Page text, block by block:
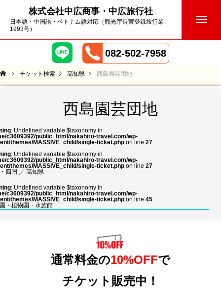
株式会社中広商事・中広旅行社
日本語・中国語・ベトナム語対応（観光庁長官登録旅行業
1993号）
082-502-7958
チケット検索 高知県 西島園芸団地
西島園芸団地
: Undefined variable $taxonomy in
c3609392/public_html/nakahiro-travel.com/wp-
themes/MASSIVE_child/single-ticket.php on line 27
: Undefined variable $taxonomy in
c3609392/public_html/nakahiro-travel.com/wp-
themes/MASSIVE_child/single-ticket.php on line 27
四国 ／ 高知県
: Undefined variable $taxonomy in
c3609392/public_html/nakahiro-travel.com/wp-
themes/MASSIVE_child/single-ticket.php on line 45
・植物園・水族館
通常料金の10%OFFで
チケット販売中！